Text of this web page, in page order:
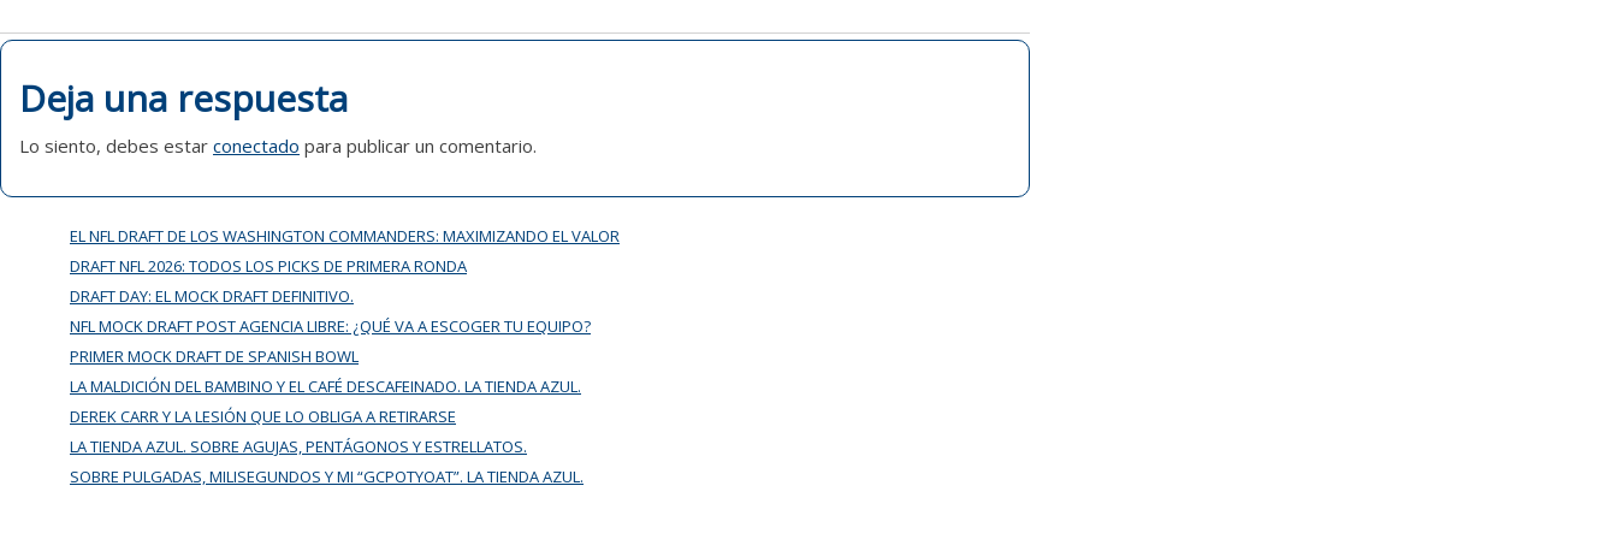
ENTRADAS
Deja una respuesta
Lo siento, debes estar conectado para publicar un comentario.
EL NFL DRAFT DE LOS WASHINGTON COMMANDERS: MAXIMIZANDO EL VALOR
DRAFT NFL 2026: TODOS LOS PICKS DE PRIMERA RONDA
DRAFT DAY: EL MOCK DRAFT DEFINITIVO.
NFL MOCK DRAFT POST AGENCIA LIBRE: ¿QUÉ VA A ESCOGER TU EQUIPO?
PRIMER MOCK DRAFT DE SPANISH BOWL
LA MALDICIÓN DEL BAMBINO Y EL CAFÉ DESCAFEINADO. LA TIENDA AZUL.
DEREK CARR Y LA LESIÓN QUE LO OBLIGA A RETIRARSE
LA TIENDA AZUL. SOBRE AGUJAS, PENTÁGONOS Y ESTRELLATOS.
SOBRE PULGADAS, MILISEGUNDOS Y MI “GCPOTYOAT”. LA TIENDA AZUL.